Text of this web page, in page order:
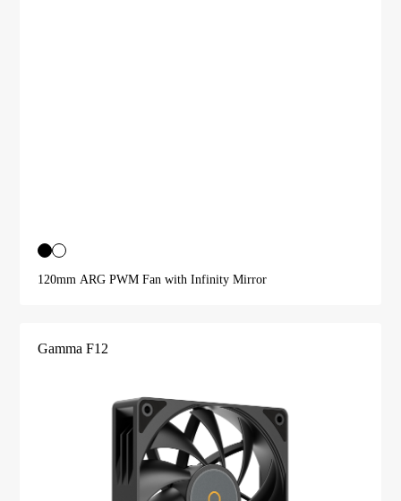
120mm ARG PWM Fan with Infinity Mirror
Gamma F12